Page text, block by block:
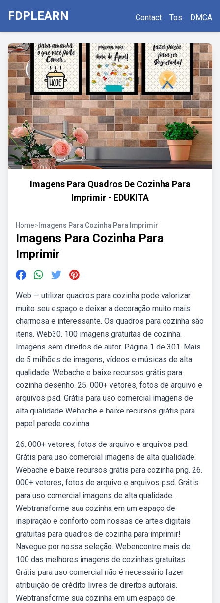
FDPLEARN Contact Tos DMCA
Imagens Para Quadros De Cozinha Para
Imprimir - EDUKITA
Home> Imagens Para Cozinha Para Imprimir
Imagens Para Cozinha Para
Imprimir
Web — utilizar quadros para cozinha pode valorizar
muito seu espaço e deixar a decoração muito mais
charmosa e interessante. Os quadros para cozinha são
itens. Web30. 100 imagens gratuitas de cozinha.
Imagens sem direitos de autor. Página 1 de 301. Mais
de 5 milhões de imagens, vídeos e músicas de alta
qualidade. Webache e baixe recursos grátis para
cozinha desenho. 25. 000+ vetores, fotos de arquivo e
arquivos psd. Grátis para uso comercial imagens de
alta qualidade Webache e baixe recursos grátis para
papel parede cozinha.
26. 000+ vetores, fotos de arquivo e arquivos psd.
Grátis para uso comercial imagens de alta qualidade.
Webache e baixe recursos grátis para cozinha png. 26.
000+ vetores, fotos de arquivo e arquivos psd. Grátis
para uso comercial imagens de alta qualidade.
Webtransforme sua cozinha em um espaço de
inspiração e conforto com nossas de artes digitais
gratuitas para quadros de cozinha para imprimir!
Navegue por nossa seleção. Webencontre mais de
100 das melhores imagens de cozinhas gratuitas.
Grátis para uso comercial não é necessário fazer
atribuição de crédito livres de direitos autorais.
Webtransforme sua cozinha em um espaço de